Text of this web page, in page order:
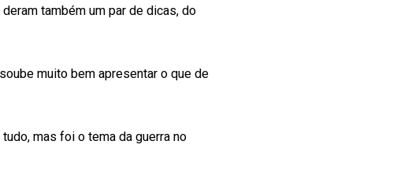
também um par de dicas, do
muito bem apresentar o que de
mas foi o tema da guerra no